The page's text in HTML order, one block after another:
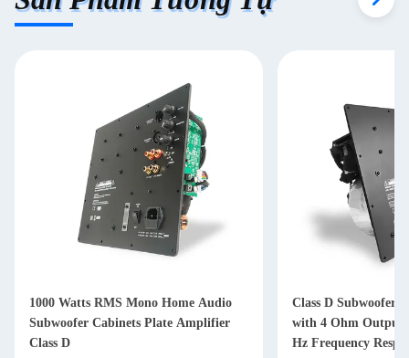
1000 Watts RMS Mono Home Audio
Subwoofer Cabinets Plate Amplifier
Class D
Class D Subwoofer
with 4 Ohm Output
Hz Frequency